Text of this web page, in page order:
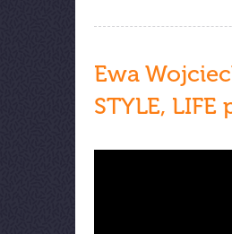
Ewa
STYLE,